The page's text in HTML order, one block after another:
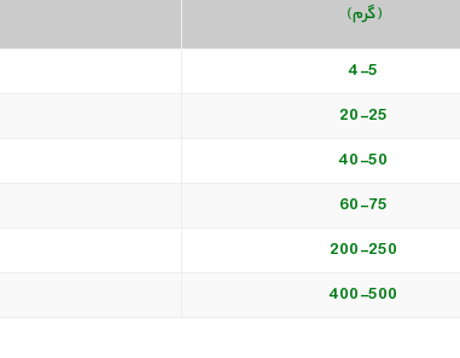
(گرم)
4-5
20-25
40-50
60-75
200-250
400-500